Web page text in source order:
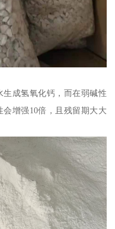
成氢氧化钙，而在弱碱性
增强10倍，且残留期大大